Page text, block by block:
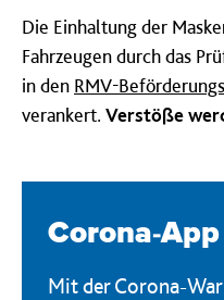
Die Einhaltung der
Fahrzeugen durch das
in den RMV-
verankert. Verstöße
Corona-App
Mit der Corona-